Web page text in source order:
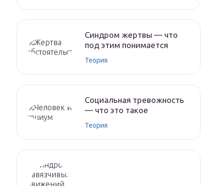
Синдром жертвы — что
под этим понимается
Теория
Социальная тревожность
— что это такое
Теория